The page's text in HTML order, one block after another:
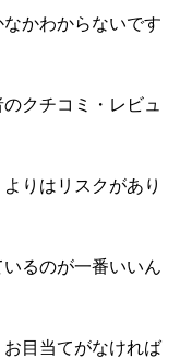
かわからないです
クチコミ・レビュ
りはリスクがあり
るのが一番いいん
目当てがなければ